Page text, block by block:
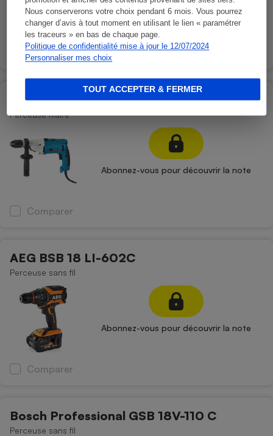
Nous conserverons votre choix pendant 6 mois. Vous pourrez
changer d’avis à tout moment en utilisant le lien « paramétrer
les traceurs » en bas de chaque page.
Politique de confidentialité mise à jour le 12/07/2024
Personnaliser mes choix
TOUT ACCEPTER & FERMER
Abonnez-vous pour découvrir la note
Comparer
Makita HP2071FJ
Perceuse filaire
Abonnez-vous pour découvrir la note
Comparer
AEG BSB 18 LI-602C
Perceuse sans fil
Abonnez-vous pour découvrir la note
Comparer
Bosch Professional GSB 18V-110 C
Perceuse sans fil